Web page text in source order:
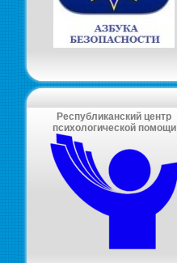
Республиканский центр
психологической помощи